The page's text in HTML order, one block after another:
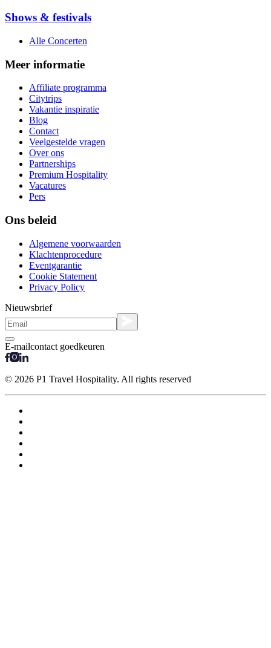
Shows & festivals
Alle Concerten
Meer informatie
Affiliate programma
Citytrips
Vakantie inspiratie
Blog
Contact
Veelgestelde vragen
Over ons
Partnerships
Premium Hospitality
Vacatures
Pers
Ons beleid
Algemene voorwaarden
Klachtenprocedure
Eventgarantie
Cookie Statement
Privacy Policy
Nieuwsbrief
E-mailcontact goedkeuren
© 2026 P1 Travel Hospitality. All rights reserved